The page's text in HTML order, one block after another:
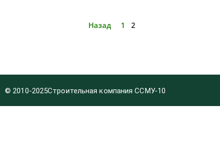
Назад 1 2
© 2010-2025Строительная компания ССМУ-10